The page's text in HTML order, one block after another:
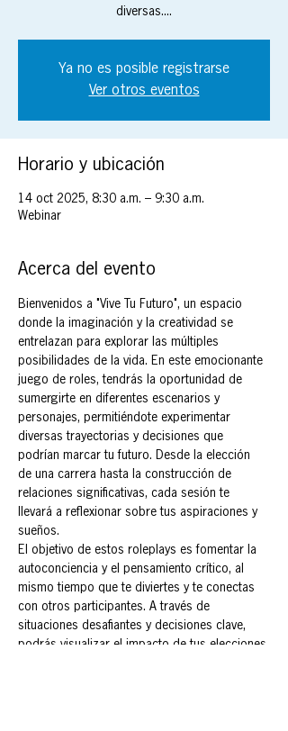
diversas....
Ya no es posible registrarse
Ver otros eventos
Horario y ubicación
14 oct 2025, 8:30 a.m. – 9:30 a.m.
Webinar
Acerca del evento
Bienvenidos a "Vive Tu Futuro", un espacio
donde la imaginación y la creatividad se
entrelazan para explorar las múltiples
posibilidades de la vida. En este emocionante
juego de roles, tendrás la oportunidad de
sumergirte en diferentes escenarios y
personajes, permitiéndote experimentar
diversas trayectorias y decisiones que
podrían marcar tu futuro. Desde la elección
de una carrera hasta la construcción de
relaciones significativas, cada sesión te
llevará a reflexionar sobre tus aspiraciones y
sueños.
El objetivo de estos roleplays es fomentar la
autoconciencia y el pensamiento crítico, al
mismo tiempo que te diviertes y te conectas
con otros participantes. A través de
situaciones desafiantes y decisiones clave,
podrás visualizar el impacto de tus elecciones